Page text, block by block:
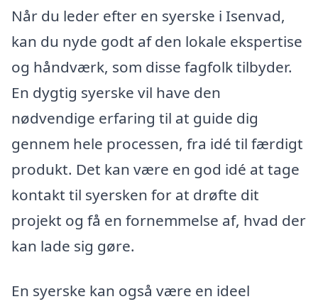
Når du leder efter en syerske i Isenvad,
kan du nyde godt af den lokale ekspertise
og håndværk, som disse fagfolk tilbyder.
En dygtig syerske vil have den
nødvendige erfaring til at guide dig
gennem hele processen, fra idé til færdigt
produkt. Det kan være en god idé at tage
kontakt til syersken for at drøfte dit
projekt og få en fornemmelse af, hvad der
kan lade sig gøre.
En syerske kan også være en ideel